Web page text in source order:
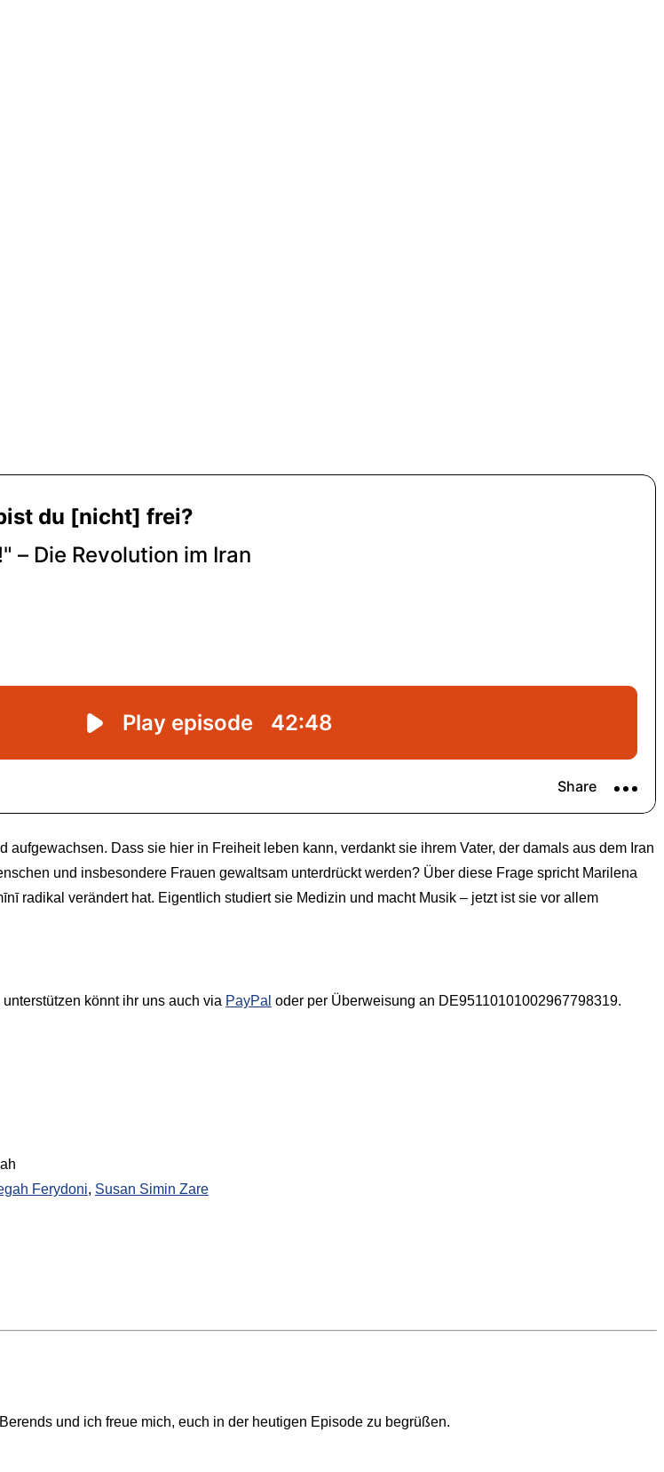
Dass sie hier in Freiheit leben kann, verdankt sie ihrem Vater, der damals aus dem Iran
und insbesondere Frauen gewaltsam unterdrückt werden? Über diese Frage spricht Marilena
radikal verändert hat. Eigentlich studiert sie Medizin und macht Musik – jetzt ist sie vor allem
könnt ihr uns auch via PayPal oder per Überweisung an DE95110101002967798319.
Ferydoni, Susan Simin Zare
und ich freue mich, euch in der heutigen Episode zu begrüßen.